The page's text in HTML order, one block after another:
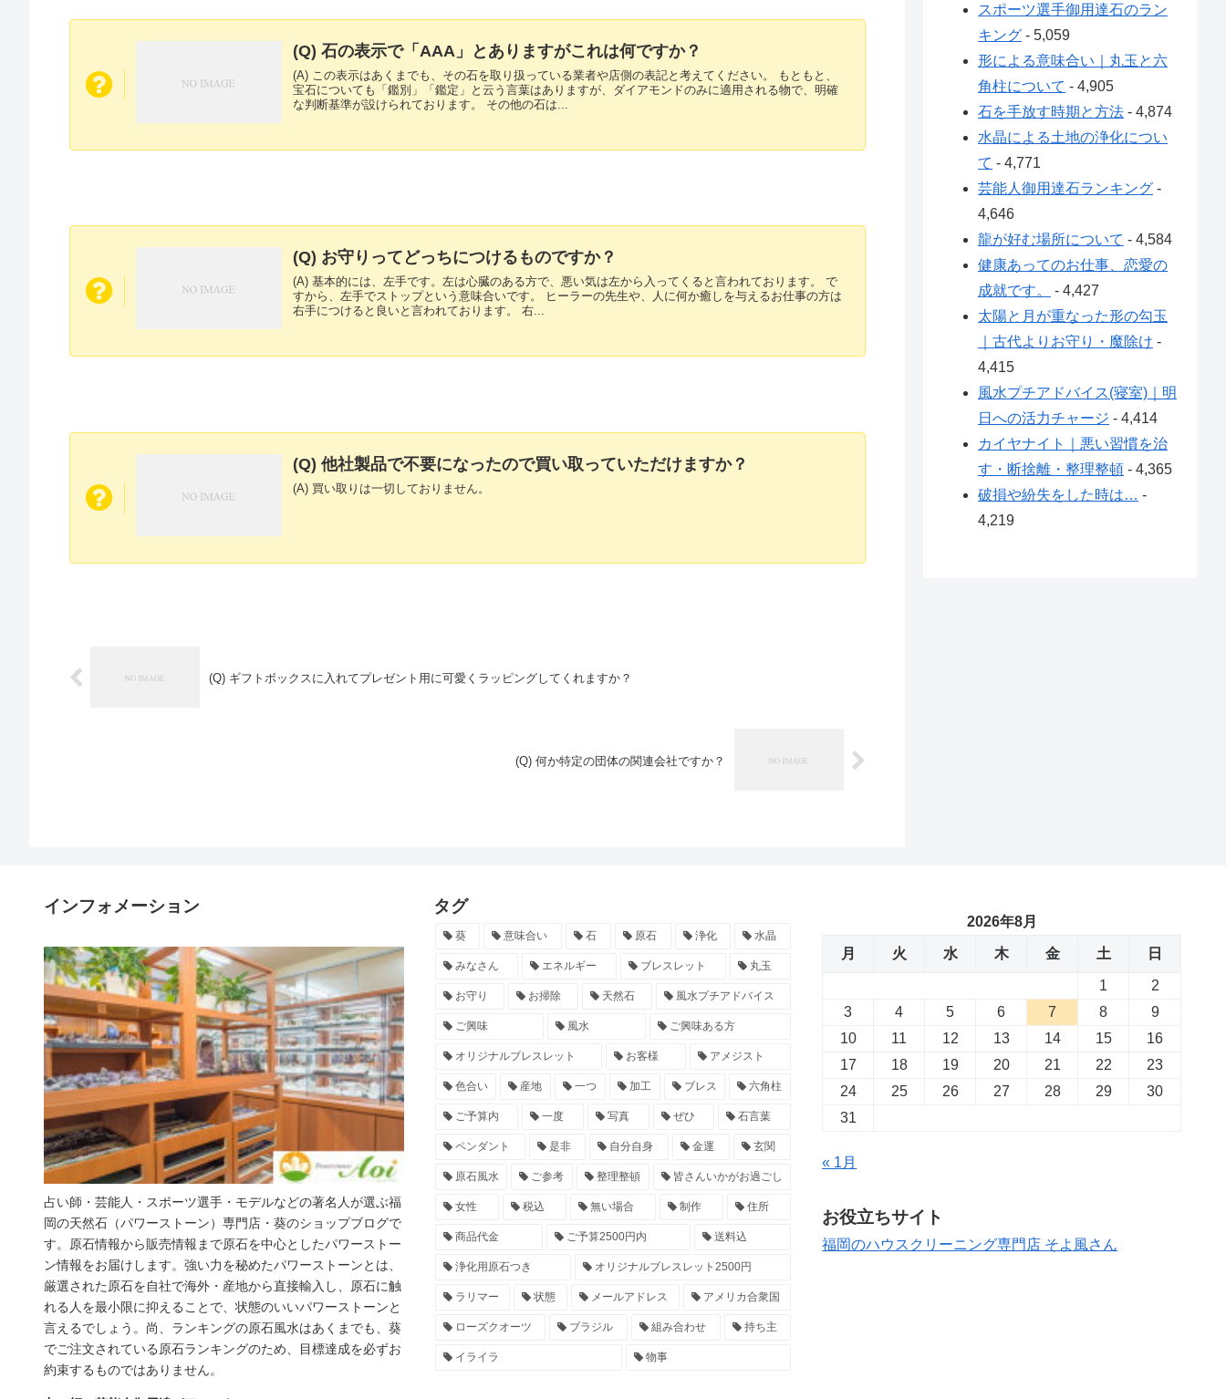
(Q) 石の表示で「AAA」とありますがこれは何ですか？
(A) この表示はあくまでも、その石を取り扱っている業者や店側の表記と考えてください。 もともと、
宝石についても「鑑別」「鑑定」と云う言葉はありますが、ダイアモンドのみに適用される物で、明確
な判断基準が設けられております。 その他の石は...
(Q) お守りってどっちにつけるものですか？
(A) 基本的には、左手です。左は心臓のある方で、悪い気は左から入ってくると言われております。 で
すから、左手でストップという意味合いです。 ヒーラーの先生や、人に何か癒しを与えるお仕事の方は
右手につけると良いと言われております。 右...
(Q) 他社製品で不要になったので買い取っていただけますか？
(A) 買い取りは一切しておりません。
(Q) ギフトボックスに入れてプレゼント用に可愛くラッピングしてくれますか？
(Q) 何か特定の団体の関連会社ですか？
スポーツ選手御用達石のラン
キング - 5,059
形による意味合い｜丸玉と六
角柱について - 4,905
石を手放す時期と方法 - 4,874
水晶による土地の浄化につい
て - 4,771
芸能人御用達石ランキング -
4,646
龍が好む場所について - 4,584
健康あってのお仕事、恋愛の
成就です。
- 4,427
太陽と月が重なった形の勾玉
｜古代よりお守り・魔除け -
4,415
風水プチアドバイス(寝室)｜明
日への活力チャージ - 4,414
カイヤナイト｜悪い習慣を治
す・断捨離・整理整頓 - 4,365
破損や紛失をした時は… -
4,219
インフォメーション
占い師・芸能人・スポーツ選手・モデルなどの著名人が選ぶ福
岡の天然石（パワーストーン）専門店・葵のショップブログで
す。原石情報から販売情報まで原石を中心としたパワーストー
ン情報をお届けします。強い力を秘めたパワーストーンとは、
厳選された原石を自社で海外・産地から直接輸入し、原石に触
れる人を最小限に抑えることで、状態のいいパワーストーンと
言えるでしょう。尚、ランキングの原石風水はあくまでも、葵
でご注文されている原石ランキングのため、目標達成を必ずお
約束するものではありません。
タグ
葵 意味合い 石 原石 浄化 水晶
みなさん エネルギー ブレスレット 丸玉
お守り お掃除 天然石 風水プチアドバイス
ご興味 風水 ご興味ある方
オリジナルブレスレット お客様 アメジスト
色合い 産地 一つ 加工 ブレス 六角柱
ご予算内 一度 写真 ぜひ 石言葉
ペンダント 是非 自分自身 金運 玄関
原石風水 ご参考 整理整頓 皆さんいかがお過ごし
女性 税込 無い場合 制作 住所
商品代金 ご予算2500円内 送料込
浄化用原石つき オリジナルブレスレット2500円
ラリマー 状態 メールアドレス アメリカ合衆国
ローズクオーツ ブラジル 組み合わせ 持ち主
イライラ 物事
2026年8月
月 火 水 木 金 土 日
1
2
3
4 5 6 7 8
9
10
11 12 13 14 15
16
17
18 19 20 21 22
23
24
25 26 27 28 29
30
31
« 1月
お役立ちサイト
福岡のハウスクリーニング専門店 そよ風さん